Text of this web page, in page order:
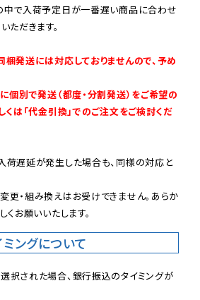
中で入荷予定日が一番遅い商品に合わせ
ただきます。
発送には対応しておりませんので、予め
個別で発送（都度・分割発送）をご希望の
くは「代金引換」でのご注文をご検討くだ
荷遅延が発生した場合も、同様の対応と
・組み換えはお受けできません。あらか
くお願いいたします。
ングについて
択された場合、銀行振込のタイミングが